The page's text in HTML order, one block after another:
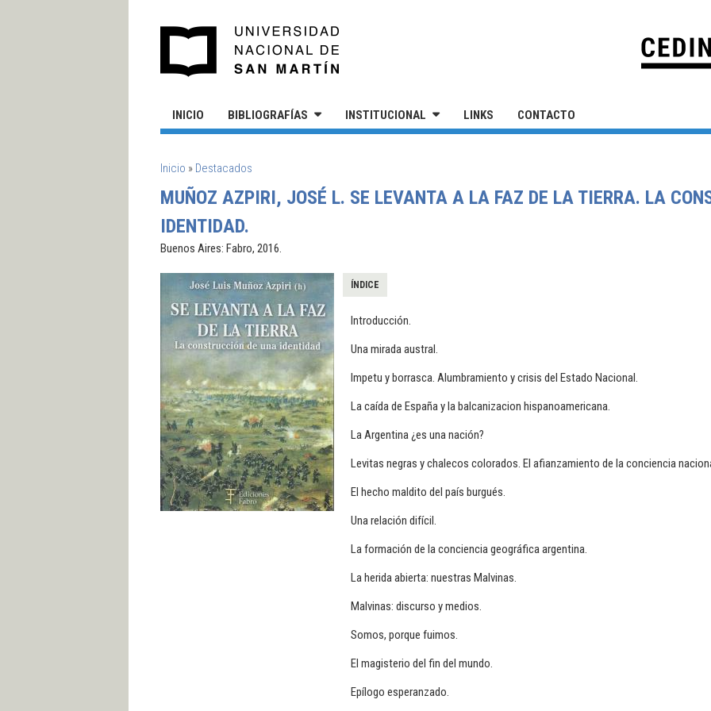
INICIO BIBLIOGRAFÍAS INSTITUCIONAL LINKS CONTACTO
SE ENCUENTRA USTED AQUÍ
Inicio » Destacados
MUÑOZ AZPIRI, JOSÉ L. SE LEVANTA A LA FAZ DE LA TIERRA. LA
IDENTIDAD.
Buenos Aires: Fabro, 2016.
ÍNDICE
Introducción.
Una mirada austral.
Impetu y borrasca. Alumbramiento y crisis del Estado Nacional.
La caída de España y la balcanizacion hispanoamericana.
La Argentina ¿es una nación?
Levitas negras y chalecos colorados. El afianzamiento de la conciencia
El hecho maldito del país burgués.
Una relación difícil.
La formación de la conciencia geográfica argentina.
La herida abierta: nuestras Malvinas.
Malvinas: discurso y medios.
Somos, porque fuimos.
El magisterio del fin del mundo.
Epílogo esperanzado.